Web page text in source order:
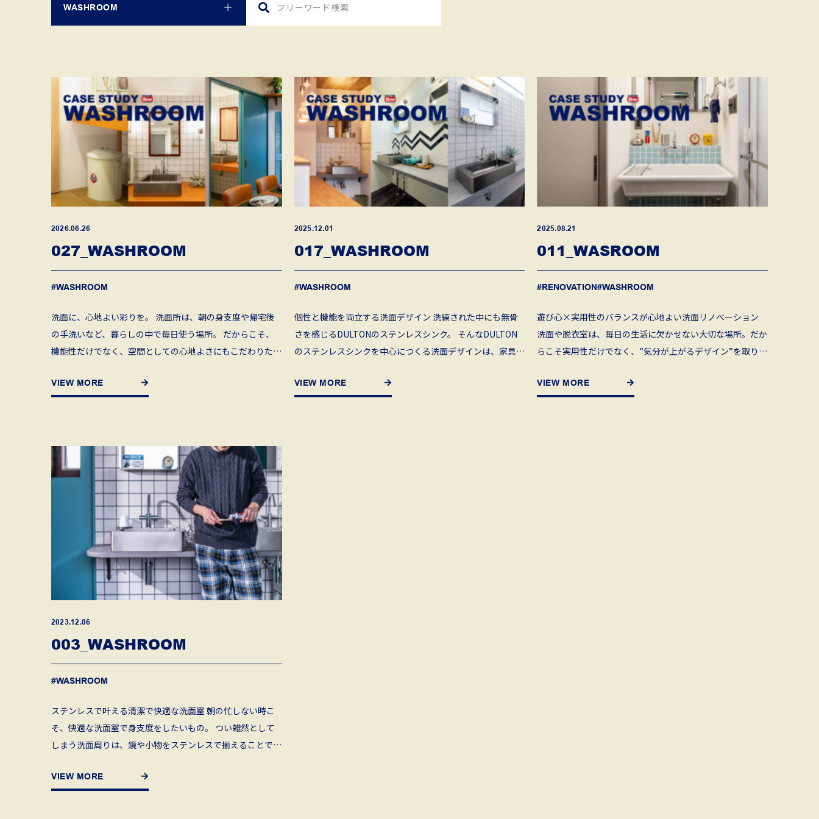
WASHROOM
2026.06.26
027_WASHROOM
#WASHROOM
洗面に、心地よい彩りを。 洗面所は、朝の身支度や帰宅後
の手洗いなど、暮らしの中で毎日使う場所。 だからこそ、
機能性だけでなく、空間としての心地よさにもこだわりた
採 […]
VIEW MORE
2025.12.01
017_WASHROOM
#WASHROOM
個性と機能を両立する洗面デザイン 洗練された中にも無骨
さを感じるDULTONのステンレスシンク。 そんなDULTON
のステンレスシンクを中心につくる洗面デザインは、家具を
VIEW MORE
2025.08.21
011_WASROOM
#RENOVATION#WASHROOM
遊び心×実用性のバランスが心地よい洗面リノベーション
洗面や脱衣室は、毎日の生活に欠かせない大切な場所。だか
らこそ実用性だけでなく、”気分が上がるデザイン”を取り入
VIEW MORE
2023.12.06
003_WASHROOM
#WASHROOM
ステンレスで叶える清潔で快適な洗面室 朝の忙しない時こ
そ、快適な洗面室で身支度をしたいもの。 つい雑然として
しまう洗面周りは、鏡や小物をステンレスで揃えることで統
を惹 […]
VIEW MORE